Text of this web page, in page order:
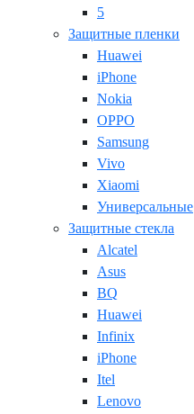
5
Защитные пленки
Huawei
iPhone
Nokia
OPPO
Samsung
Vivo
Xiaomi
Универсальные
Защитные стекла
Alcatel
Asus
BQ
Huawei
Infinix
iPhone
Itel
Lenovo